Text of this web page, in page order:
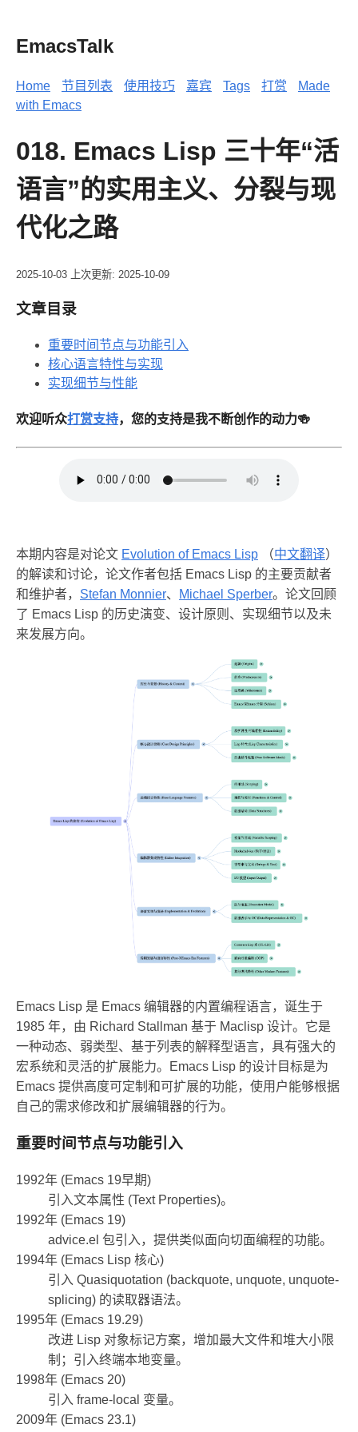
EmacsTalk
Home 节目列表 使用技巧 嘉宾 Tags 打赏
Made
with Emacs
018. Emacs Lisp 三十年“活
语言”的实用主义、分裂与现
代化之路
2025-10-03 上次更新: 2025-10-09
文章目录
重要时间节点与功能引入
核心语言特性与实现
实现细节与性能
欢迎听众打赏支持，您的支持是我不断创作的动力🍻
本期内容是对论文 Evolution of Emacs Lisp （中文翻译）
的解读和讨论，论文作者包括 Emacs Lisp 的主要贡献者
和维护者， Stefan Monnier、 Michael Sperber。论文回顾
了 Emacs Lisp 的历史演变、设计原则、实现细节以及未
来发展方向。
Emacs Lisp 是 Emacs 编辑器的内置编程语言，诞生于
1985 年，由 Richard Stallman 基于 Maclisp 设计。它是
一种动态、弱类型、基于列表的解释型语言，具有强大的
宏系统和灵活的扩展能力。Emacs Lisp 的设计目标是为
Emacs 提供高度可定制和可扩展的功能，使用户能够根据
自己的需求修改和扩展编辑器的行为。
重要时间节点与功能引入
1992年 (Emacs 19早期)
引入文本属性 (Text Properties)。
1992年 (Emacs 19)
advice.el 包引入，提供类似面向切面编程的功能。
1994年 (Emacs Lisp 核心)
引入 Quasiquotation (backquote, unquote, unquote-
splicing) 的读取器语法。
1995年 (Emacs 19.29)
改进 Lisp 对象标记方案，增加最大文件和堆大小限
制；引入终端本地变量。
1998年 (Emacs 20)
引入 frame-local 变量。
2009年 (Emacs 23.1)